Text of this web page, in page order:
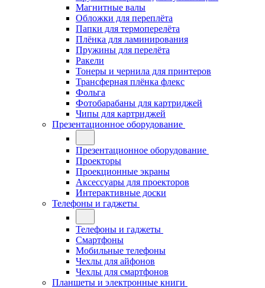
Магнитные валы
Обложки для переплёта
Папки для термоперелёта
Плёнка для ламинирования
Пружины для перелёта
Ракели
Тонеры и чернила для принтеров
Трансферная плёнка флекс
Фольга
Фотобарабаны для картриджей
Чипы для картриджей
Презентационное оборудование
Презентационное оборудование
Проекторы
Проекционные экраны
Аксессуары для проекторов
Интерактивные доски
Телефоны и гаджеты
Телефоны и гаджеты
Смартфоны
Мобильные телефоны
Чехлы для айфонов
Чехлы для смартфонов
Планшеты и электронные книги